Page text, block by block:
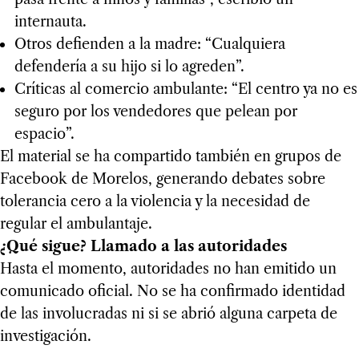
internauta.
Otros defienden a la madre: “Cualquiera
defendería a su hijo si lo agreden”.
Críticas al comercio ambulante: “El centro ya no es
seguro por los vendedores que pelean por
espacio”.
El material se ha compartido también en grupos de
Facebook de Morelos, generando debates sobre
tolerancia cero a la violencia y la necesidad de
regular el ambulantaje.
¿Qué sigue? Llamado a las autoridades
Hasta el momento, autoridades no han emitido un
comunicado oficial. No se ha confirmado identidad
de las involucradas ni si se abrió alguna carpeta de
investigación.